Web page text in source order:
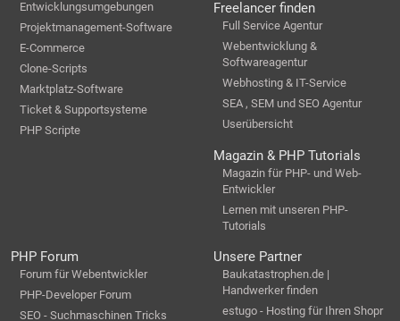
Entwicklungsumgebungen
Projektmanagement-Software
E-Commerce
Clone-Scripts
Marktplatz-Software
Ticket & Supportsysteme
PHP Scripte
Freelancer finden
Full Service Agentur
Webentwicklung &
Softwareagentur
Webhosting & IT-Service
SEA , SEM und SEO Agentur
Userübersicht
Magazin & PHP Tutorials
Magazin für PHP- und Web-
Entwickler
Lernen mit unseren PHP-
Tutorials
PHP Forum
Forum für Webentwickler
PHP-Developer Forum
SEO - Suchmaschinen Tricks
Unsere Partner
Baukatastrophen.de |
Handwerker finden
estugo - Hosting für Ihren Shopr